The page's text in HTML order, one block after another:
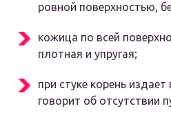
ровной поверхностью,
кожица по всей
плотная и упругая;
при стуке корень издает
говорит об отсутствии